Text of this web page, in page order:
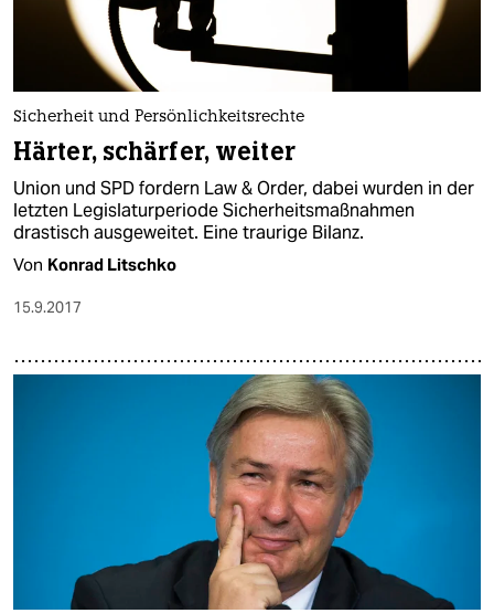
Sicherheit und Persönlichkeitsrechte
Härter, schärfer, weiter
Union und SPD fordern Law & Order, dabei wurden in der
letzten Legislaturperiode Sicherheitsmaßnahmen
drastisch ausgeweitet. Eine traurige Bilanz.
Von Konrad Litschko
15.9.2017